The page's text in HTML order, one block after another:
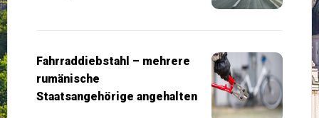
Fahrraddiebstahl – mehrere
rumänische
Staatsangehörige angehalten